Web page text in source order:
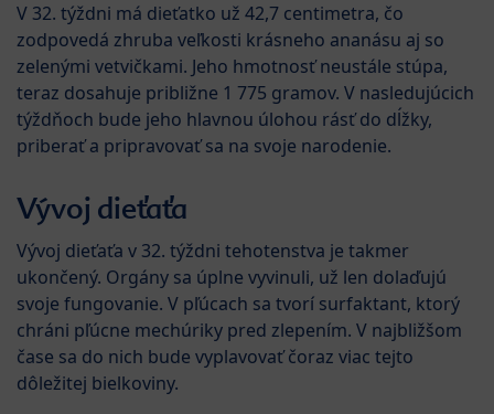
V 32. týždni má dieťatko už 42,7 centimetra, čo
zodpovedá zhruba veľkosti krásneho ananásu aj so
zelenými vetvičkami. Jeho hmotnosť neustále stúpa,
teraz dosahuje približne 1 775 gramov. V nasledujúcich
týždňoch bude jeho hlavnou úlohou rásť do dĺžky,
priberať a pripravovať sa na svoje narodenie.
Vývoj dieťaťa
Vývoj dieťaťa v 32. týždni tehotenstva je takmer
ukončený. Orgány sa úplne vyvinuli, už len dolaďujú
svoje fungovanie. V pľúcach sa tvorí surfaktant, ktorý
chráni pľúcne mechúriky pred zlepením. V najbližšom
čase sa do nich bude vyplavovať čoraz viac tejto
dôležitej bielkoviny.